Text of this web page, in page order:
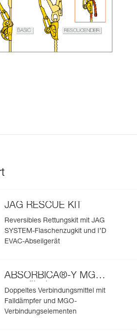
JAG RESCUE KIT
Reversibles Rettungskit mit JAG
SYSTEM-Flaschenzugkit und I’D
EVAC-Abseilgerät
ABSORBICA®-Y MGO
europäische
Ausführung
Doppeltes Verbindungsmittel mit
Falldämpfer und MGO-
Verbindungselementen